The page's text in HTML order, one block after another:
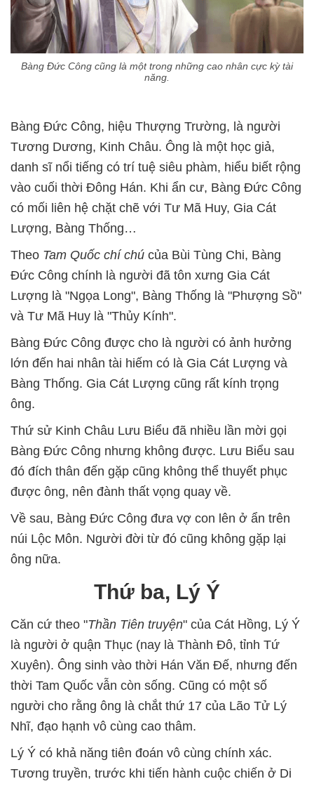
Bàng Đức Công cũng là một trong những cao nhân cực kỳ tài
năng.
Bàng Đức Công, hiệu Thượng Trường, là người
Tương Dương, Kinh Châu. Ông là một học giả,
danh sĩ nổi tiếng có trí tuệ siêu phàm, hiểu biết rộng
vào cuối thời Đông Hán. Khi ẩn cư, Bàng Đức Công
có mối liên hệ chặt chẽ với Tư Mã Huy, Gia Cát
Lượng, Bàng Thống…
Theo Tam Quốc chí chú của Bùi Tùng Chi, Bàng
Đức Công chính là người đã tôn xưng Gia Cát
Lượng là "Ngọa Long", Bàng Thống là "Phượng Sồ"
và Tư Mã Huy là "Thủy Kính".
Bàng Đức Công được cho là người có ảnh hưởng
lớn đến hai nhân tài hiếm có là Gia Cát Lượng và
Bàng Thống. Gia Cát Lượng cũng rất kính trọng
ông.
Thứ sử Kinh Châu Lưu Biểu đã nhiều lần mời gọi
Bàng Đức Công nhưng không được. Lưu Biểu sau
đó đích thân đến gặp cũng không thể thuyết phục
được ông, nên đành thất vọng quay về.
Về sau, Bàng Đức Công đưa vợ con lên ở ẩn trên
núi Lộc Môn. Người đời từ đó cũng không gặp lại
ông nữa.
Thứ ba, Lý Ý
Căn cứ theo "Thần Tiên truyện" của Cát Hồng, Lý Ý
là người ở quận Thục (nay là Thành Đô, tỉnh Tứ
Xuyên). Ông sinh vào thời Hán Văn Đế, nhưng đến
thời Tam Quốc vẫn còn sống. Cũng có một số
người cho rằng ông là chắt thứ 17 của Lão Tử Lý
Nhĩ, đạo hạnh vô cùng cao thâm.
Lý Ý có khả năng tiên đoán vô cùng chính xác.
Tương truyền, trước khi tiến hành cuộc chiến ở Di